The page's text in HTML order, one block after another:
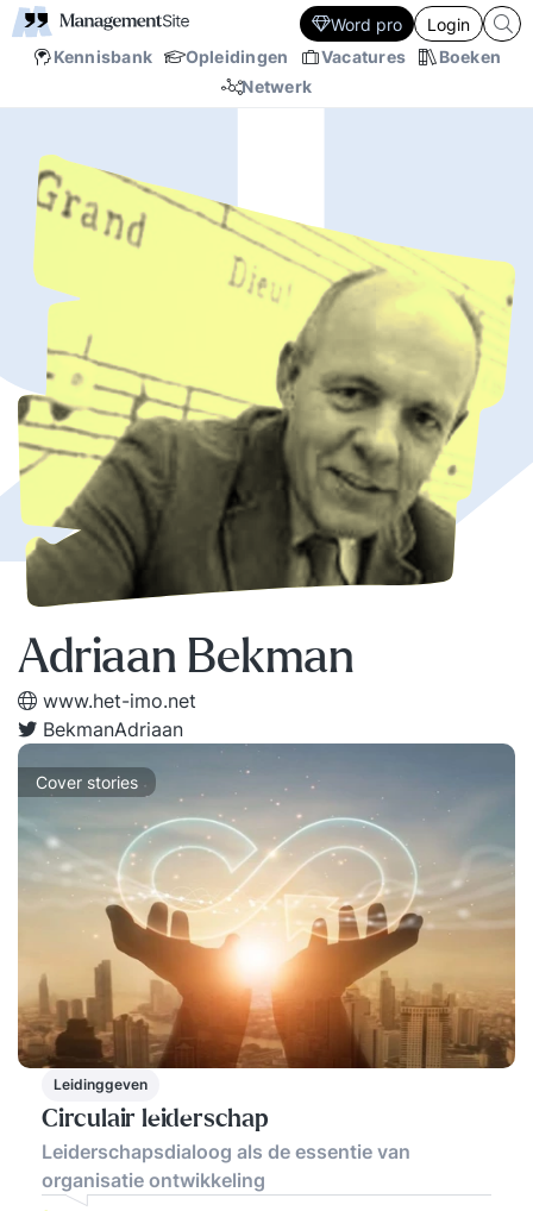
Kennisbank Opleidingen Vacatures
Boeken
Netwerk
Word pro Login
Adriaan Bekman
www.het-imo.net
BekmanAdriaan
Cover stories
Leidinggeven
Circulair leiderschap
Leiderschapsdialoog als de essentie van
organisatie ontwikkeling